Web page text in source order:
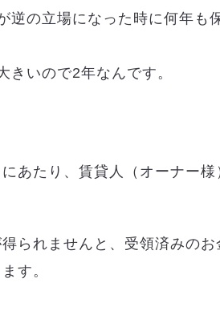
逆の立場になった時に何年も
きいので2年なんです。
あたり、賃貸人（オーナー様
られませんと、受領済みのお
す。